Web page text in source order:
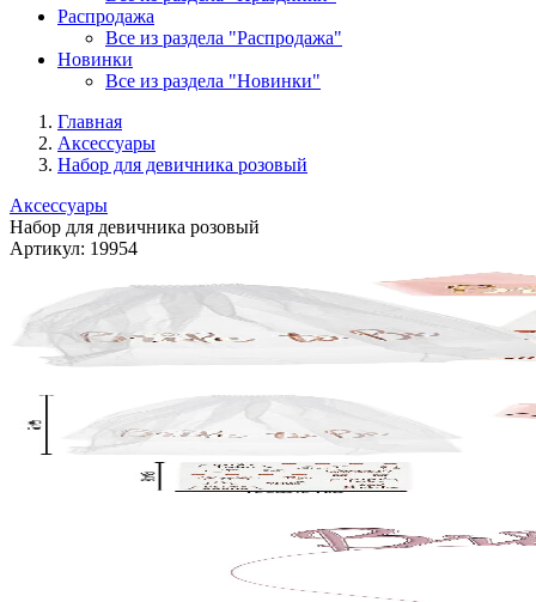
Распродажа
Все из раздела "Распродажа"
Новинки
Все из раздела "Новинки"
Главная
Аксессуары
Набор для девичника розовый
Аксессуары
Набор для девичника розовый
Артикул: 19954